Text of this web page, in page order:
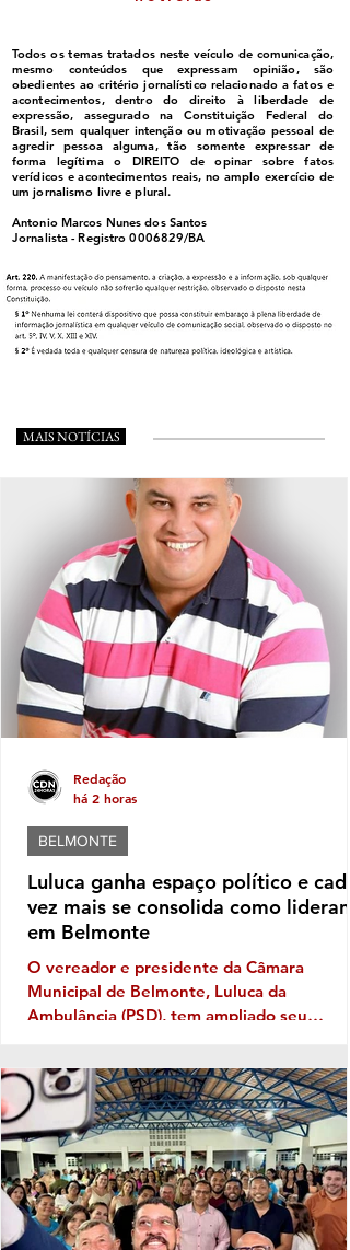
Todos os temas tratados neste veículo de comunicação,
mesmo conteúdos que expressam opinião, são
obedientes ao critério jornalístico relacionado a fatos e
acontecimentos, dentro do direito à liberdade de
expressão, assegurado na Constituição Federal do
Brasil, sem qualquer intenção ou motivação pessoal de
agredir pessoa alguma, tão somente expressar de
forma legítima o DIREITO de opinar sobre fatos
verídicos e acontecimentos reais, no amplo exercício de
um jornalismo livre e plural.
Antonio Marcos Nunes dos Santos
Jornalista - Registro0006829/BA
MAIS NOTÍCIAS
Luluca ganha espaço político e cada
vez mais se consolida como
em Belmonte
O vereador e presidente da Câmara
Municipal de Belmonte, Luluca da
Ambulância (PSD), tem ampliado seu
musculatura política deve aumentar ainda
mais este ano, caso se confirme a
expectativa da votação de Fabíola Mansur,
nome defendido por Luluca para estadual,
sendo a mais votada dentro do núcleo
político governista que tem dois nomes na
disputa, o nome do prefeito e Fabíola,
candidata de Luluca. Luluca conaeguiu ao
BELMONTE
Redação
há 2 horas